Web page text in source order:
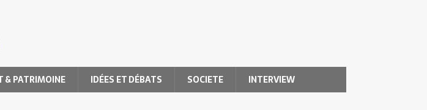
& PATRIMOINE IDÉES ET DÉBATS SOCIETE INTERVIEW